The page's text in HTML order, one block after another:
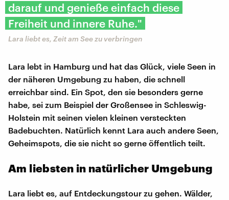
darauf und genieße einfach diese
Freiheit und innere Ruhe."
Lara liebt es, Zeit am See zu verbringen
Lara lebt in Hamburg und hat das Glück, viele Seen in
der näheren Umgebung zu haben, die schnell
erreichbar sind. Ein Spot, den sie besonders gerne
habe, sei zum Beispiel der Großensee in Schleswig-
Holstein mit seinen vielen kleinen versteckten
Badebuchten. Natürlich kennt Lara auch andere Seen,
Geheimspots, die sie nicht so gerne öffentlich teilt.
Am liebsten in natürlicher Umgebung
Lara liebt es, auf Entdeckungstour zu gehen. Wälder,